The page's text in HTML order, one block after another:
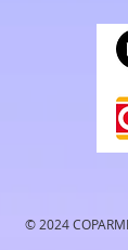
© 2024